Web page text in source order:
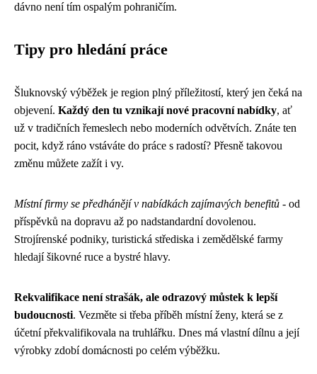
dávno není tím ospalým pohraničím.
Tipy pro hledání práce
Šluknovský výběžek je region plný příležitostí, který jen čeká na
objevení. Každý den tu vznikají nové pracovní nabídky, ať
už v tradičních řemeslech nebo moderních odvětvích. Znáte ten
pocit, když ráno vstáváte do práce s radostí? Přesně takovou
změnu můžete zažít i vy.
Místní firmy se předhánějí v nabídkách zajímavých benefitů - od
příspěvků na dopravu až po nadstandardní dovolenou.
Strojírenské podniky, turistická střediska i zemědělské farmy
hledají šikovné ruce a bystré hlavy.
Rekvalifikace není strašák, ale odrazový můstek k lepší
budoucnosti. Vezměte si třeba příběh místní ženy, která se z
účetní překvalifikovala na truhlářku. Dnes má vlastní dílnu a její
výrobky zdobí domácnosti po celém výběžku.